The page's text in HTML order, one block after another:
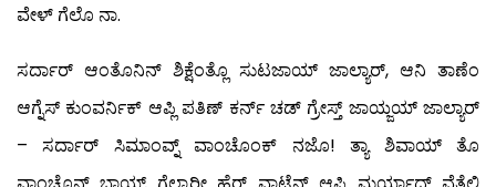
ವೇಳ್ ಗೆಲೊ ನಾ.
ಸರ್ದಾರ್ ಆಂತೊನಿನ್ ಶಿಕ್ಷೆಂತ್ಲೊ ಸುಟಜಾಯ್ ಜಾಲ್ಯಾರ್, ಆನಿ ತಾಣೆಂ
ಆಗ್ನೆಸ್ ಕುಂವರ್ನಿಕ್ ಆಪ್ಲಿ ಪತಿಣ್ ಕರ್ನ್ ಚಡ್ ಗ್ರೇಸ್ತ್ ಜಾಯ್ಜಯ್ ಜಾಲ್ಯಾರ್
– ಸರ್ದಾರ್ ಸಿಮಾಂವ್ನ್ ವಾಂಚೊಂಕ್ ನಜೊ! ತ್ಯಾ ಶಿವಾಯ್ ತೊ